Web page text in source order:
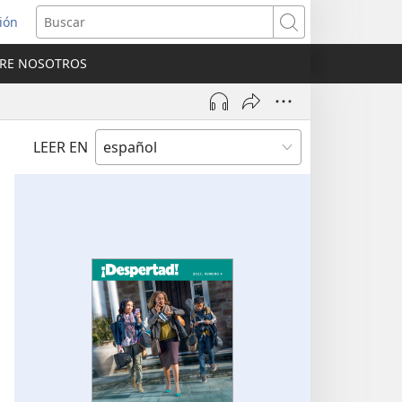
Buscar
NOSOTROS
LEER EN